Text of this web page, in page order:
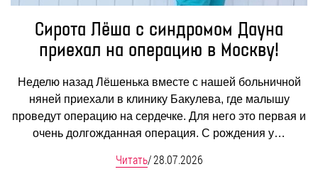
Сирота Лёша с синдромом Дауна
приехал на операцию в Москву!
Неделю назад Лёшенька вместе с нашей больничной
няней приехали в клинику Бакулева, где малышу
проведут операцию на сердечке. Для него это первая и
очень долгожданная операция. С рождения у…
Читать/28.07.2026